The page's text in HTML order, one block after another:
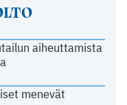
aiheuttamista
menevät